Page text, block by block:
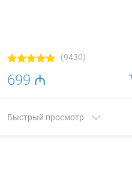
(9430)
699 ₼
Быстрый просмотр